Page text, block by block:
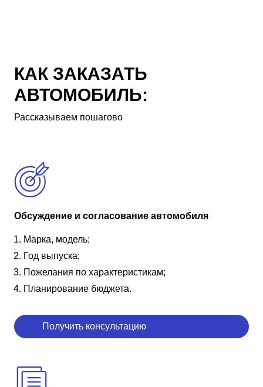
КАК ЗАКАЗАТЬ
АВТОМОБИЛЬ:
Рассказываем пошагово
Обсуждение и согласование автомобиля
Марка, модель;
Год выпуска;
Пожелания по характеристикам;
Планирование бюджета.
Получить консультацию